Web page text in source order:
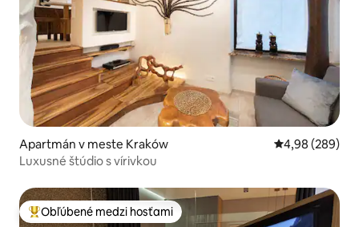
Apartmán v meste Kraków Priemerné
4,98 (289)
Luxusné štúdio s vírivkou
Najobľúbenejšie medzi hosťami
Obľúbené medzi hosťami